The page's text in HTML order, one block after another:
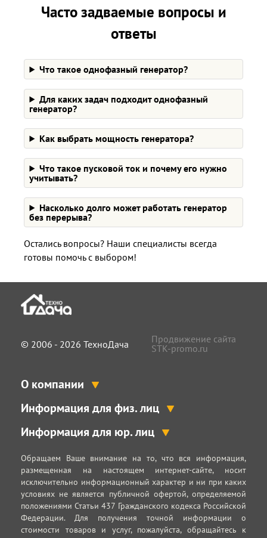
Часто задваемые вопросы и
ответы
Что такое однофазный генератор?
Для каких задач подходит однофазный
генератор?
Как выбрать мощность генератора?
Что такое пусковой ток и почему его нужно
учитывать?
Насколько долго может работать генератор
без перерыва?
Остались вопросы? Наши специалисты всегда
готовы помочь с выбором!
© 2006 - 2026 ТехноДача
Продвижение сайта
STK-promo.ru
О компании
Информация для физ. лиц
Информация для юр. лиц
Обращаем Ваше внимание на то, что вся информация,
размещенная на настоящем интернет-сайте, носит
исключительно информационный характер и ни при каких
условиях не является публичной офертой, определяемой
положениями Статьи 437 Гражданского кодекса Российской
Федерации. Для получения точной информации о
стоимости товаров и услуг, пожалуйста, обращайтесь к